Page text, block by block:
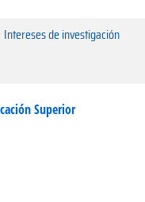
Intereses de investigación
Superior